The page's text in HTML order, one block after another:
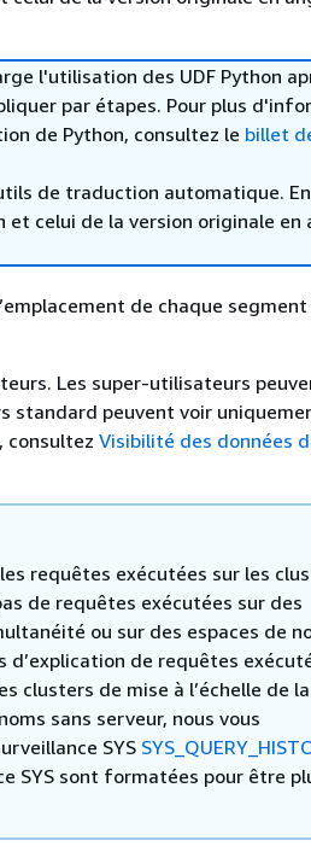
l'utilisation des UDF Python
par étapes. Pour plus
de Python, consultez le billet
de traduction automatique.
celui de la version originale en
de chaque segment
Les super-utilisateurs
standard peuvent voir
consultez Visibilité des données
requêtes exécutées sur les
de requêtes exécutées sur des
ou sur des espaces de
d’explication de requêtes
clusters de mise à l’échelle de la
sans serveur, nous vous
SYS
SYS sont formatées pour être